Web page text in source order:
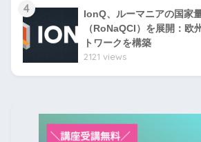
4
IonQ、ルーマニアの国家
（RoNaQCI）を展開：欧
トワークを構築
2121 views